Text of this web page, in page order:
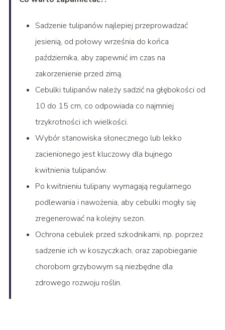
Sadzenie tulipanów najlepiej przeprowadzać
jesienią, od połowy września do końca
października, aby zapewnić im czas na
zakorzenienie przed zimą.
Cebulki tulipanów należy sadzić na głębokości od
10 do 15 cm, co odpowiada co najmniej
trzykrotności ich wielkości.
Wybór stanowiska słonecznego lub lekko
zacienionego jest kluczowy dla bujnego
kwitnienia tulipanów.
Po kwitnieniu tulipany wymagają regularnego
podlewania i nawożenia, aby cebulki mogły się
zregenerować na kolejny sezon.
Ochrona cebulek przed szkodnikami, np. poprzez
sadzenie ich w koszyczkach, oraz zapobieganie
chorobom grzybowym są niezbędne dla
zdrowego rozwoju roślin.